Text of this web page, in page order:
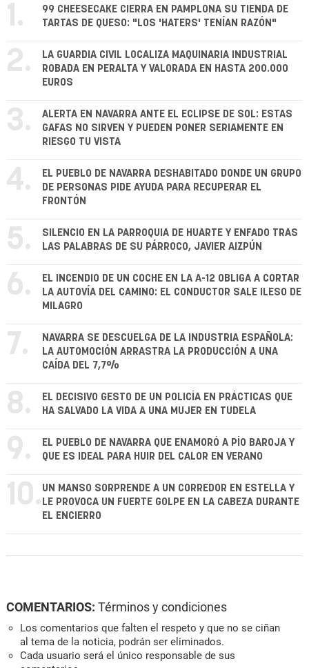
1.
99 CHEESECAKE CIERRA EN PAMPLONA SU TIENDA DE
TARTAS DE QUESO: "LOS 'HATERS' TENÍAN RAZÓN"
2.
LA GUARDIA CIVIL LOCALIZA MAQUINARIA INDUSTRIAL
ROBADA EN PERALTA Y VALORADA EN HASTA 200.000
EUROS
3.
ALERTA EN NAVARRA ANTE EL ECLIPSE DE SOL: ESTAS
GAFAS NO SIRVEN Y PUEDEN PONER SERIAMENTE EN
RIESGO TU VISTA
4.
EL PUEBLO DE NAVARRA DESHABITADO DONDE UN GRUPO
DE PERSONAS PIDE AYUDA PARA RECUPERAR EL
FRONTÓN
5.
SILENCIO EN LA PARROQUIA DE HUARTE Y ENFADO TRAS
LAS PALABRAS DE SU PÁRROCO, JAVIER AIZPÚN
6.
EL INCENDIO DE UN COCHE EN LA A-12 OBLIGA A CORTAR
LA AUTOVÍA DEL CAMINO: EL CONDUCTOR SALE ILESO DE
MILAGRO
7.
NAVARRA SE DESCUELGA DE LA INDUSTRIA ESPAÑOLA:
LA AUTOMOCIÓN ARRASTRA LA PRODUCCIÓN A UNA
CAÍDA DEL 7,7%
8.
EL DECISIVO GESTO DE UN POLICÍA EN PRÁCTICAS QUE
HA SALVADO LA VIDA A UNA MUJER EN TUDELA
9.
EL PUEBLO DE NAVARRA QUE ENAMORÓ A PÍO BAROJA Y
QUE ES IDEAL PARA HUIR DEL CALOR EN VERANO
10. UN MANSO SORPRENDE A UN CORREDOR EN ESTELLA Y
LE PROVOCA UN FUERTE GOLPE EN LA CABEZA DURANTE
EL ENCIERRO
COMENTARIOS: Términos y condiciones
Los comentarios que falten el respeto y que no se ciñan
al tema de la noticia, podrán ser eliminados.
Cada usuario será el único responsable de sus